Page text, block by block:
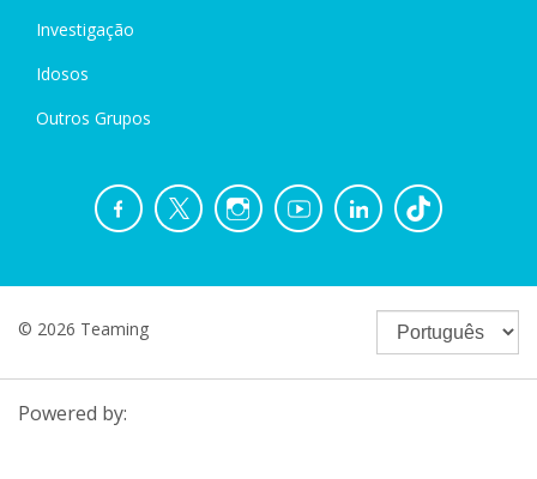
Investigação
Idosos
Outros Grupos
© 2026 Teaming
Powered by: